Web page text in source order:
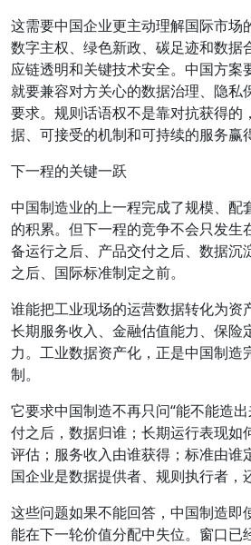
这需要中国企业更主动理解国际市场
数字主权、绿色新政、碳足迹和数据
应链透明和关键技术安全。中国方案
就要兼容对方关心的数据治理、隐私
要求。规则话语权不是靠对抗获得的
据、可接受的机制和可持续的服务赢
下一程的关键一跃
中国制造业的上一程完成了规模、配
的积累。但下一程的竞争不会只发生
备运行之后、产品交付之后、数据沉
之后、国际标准制定之前。
谁能把工业现场的运营数据转化为资
长期服务收入、金融估值能力、保险
力。工业数据资产化，正是中国制造
制。
它要求中国制造不再只问“能不能造
付之后，数据归谁；长期运行表现如
评估；服务收入由谁获得；标准由谁
国企业是数据提供者、规则执行者，
这些问题如果不能回答，中国制造即
能在下一轮价值分配中失位。窗口已